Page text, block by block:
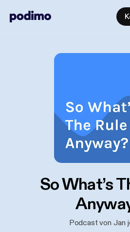
So What’s
Podcast von Jan